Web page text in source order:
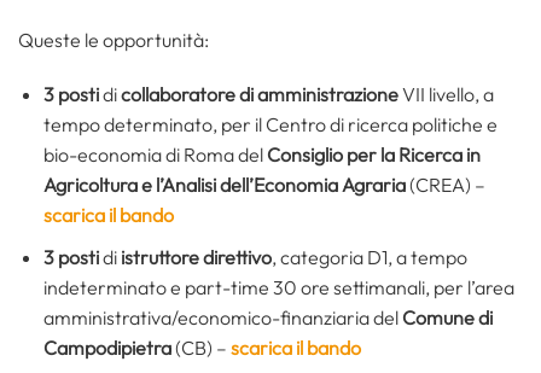
Queste le opportunità:
3 postidicollaboratore di amministrazioneVII livello, a
tempo determinato, per il Centro di ricerca politiche e
bio-economia di Roma del Consiglio per la Ricerca in
Agricoltura e l’Analisi dell’Economia Agraria(CREA) –
scarica il bando
3 postidi istruttore direttivo, categoria D1, a tempo
indeterminato e part-time 30 ore settimanali, per l’area
amministrativa/economico-finanziaria delComune di
Campodipietra(CB) – scarica il bando